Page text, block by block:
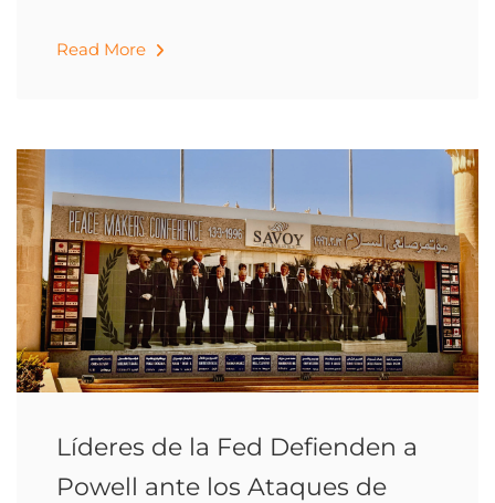
Read More
Líderes de la Fed Defienden a
Powell ante los Ataques de